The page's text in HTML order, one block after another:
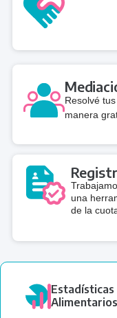
Resolvé
manera
una
de la